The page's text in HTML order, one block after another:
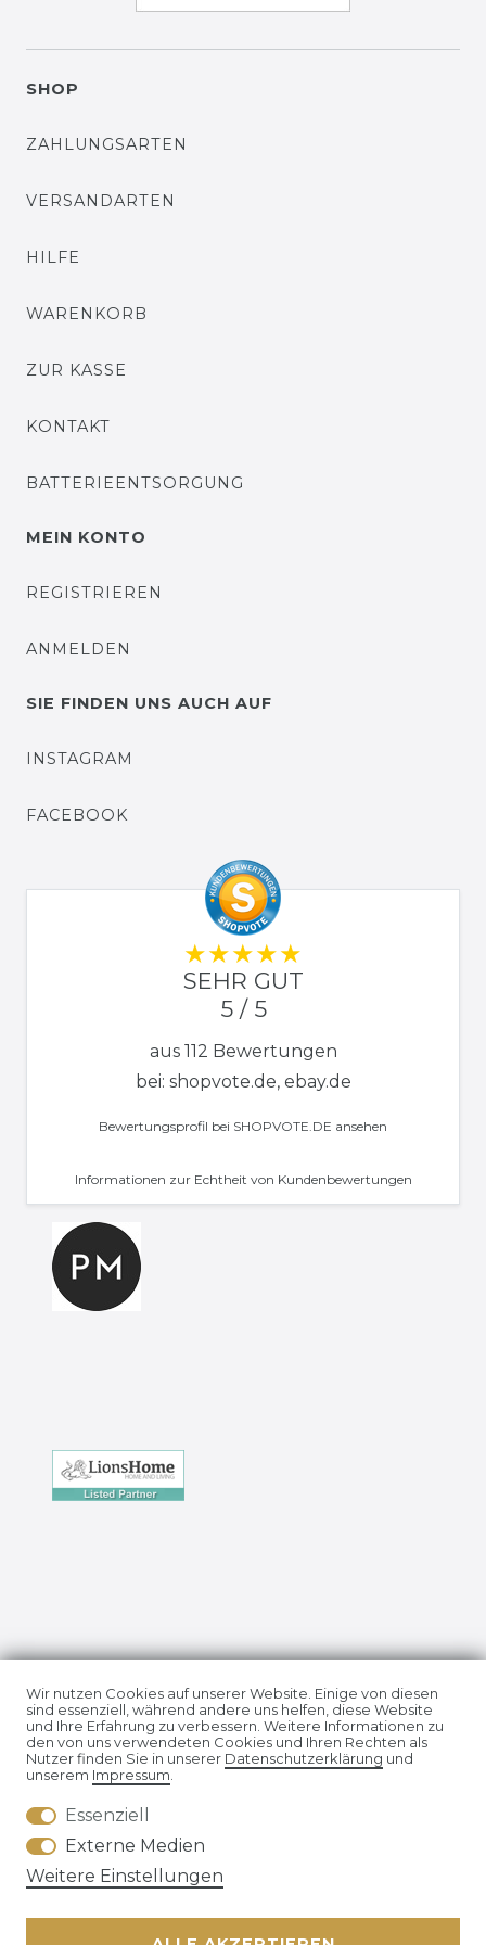
SHOP
ZAHLUNGSARTEN
VERSANDARTEN
HILFE
WARENKORB
ZUR KASSE
KONTAKT
BATTERIEENTSORGUNG
MEIN KONTO
REGISTRIEREN
ANMELDEN
SIE FINDEN UNS AUCH AUF
INSTAGRAM
FACEBOOK
SEHR GUT
5 / 5
aus 112 Bewertungen
bei: shopvote.de, ebay.de
Bewertungsprofil bei SHOPVOTE.DE ansehen
Informationen zur Echtheit von Kundenbewertungen
Impressum Daten­schutz­erklärung
AGB
Wir nutzen Cookies auf unserer Website. Einige von diesen
sind essenziell, während andere uns helfen, diese Website
und Ihre Erfahrung zu verbessern. Weitere Informationen zu
den von uns verwendeten Cookies und Ihren Rechten als
Nutzer finden Sie in unserer Daten­schutz­erklärung und
unserem Impressum.
Essenziell
Externe Medien
Weitere Einstellungen